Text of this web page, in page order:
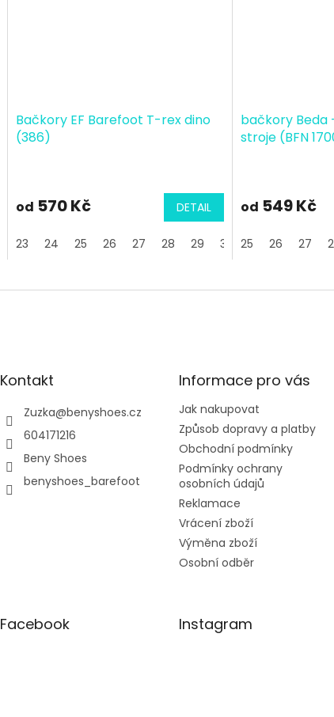
Bačkory EF Barefoot T-rex dino
(386)
od 570 Kč DETAIL
23 24 25 26 27 28 29 30 31
bačkory
stroje (BFN
od 549 Kč
25 26 27
Kontakt
Zuzka@benyshoes.cz
604171216
Beny Shoes
benyshoes_barefoot
Informace pro vás
Jak nakupovat
Způsob dopravy a platby
Obchodní podmínky
Podmínky ochrany
osobních údajů
Reklamace
Vrácení zboží
Výměna zboží
Osobní odběr
Facebook Instagram